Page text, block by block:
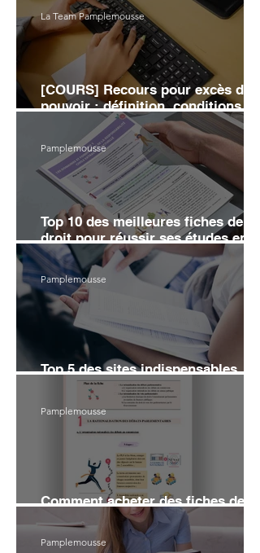
[COURS] Recours pour excès de
pouvoir : définition, conditions et
moyens d'annulation
La Team Pamplemousse
Top 10 des meilleures fiches de
droit pour réussir ses études en
2026
Pamplemousse
Top 5 des sites indispensables
pour réviser le droit en 2026
Pamplemousse
Comment acheter des fiches de
droit sans se ruiner en 2026 ?
Pamplemousse
Pamplemousse